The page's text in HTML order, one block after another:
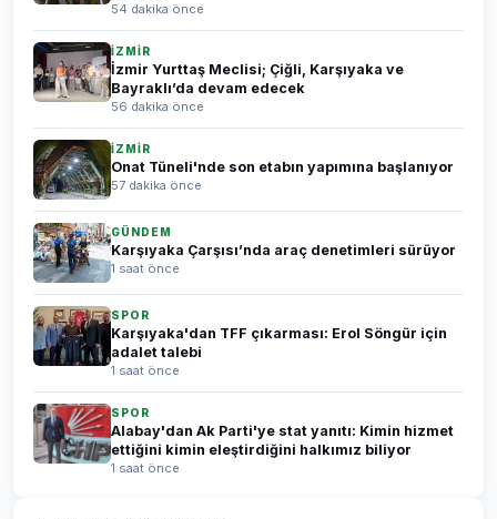
54 dakika önce
İZMİR
İzmir Yurttaş Meclisi; Çiğli, Karşıyaka ve
Bayraklı’da devam edecek
56 dakika önce
İZMİR
Onat Tüneli'nde son etabın yapımına başlanıyor
57 dakika önce
GÜNDEM
Karşıyaka Çarşısı’nda araç denetimleri sürüyor
1 saat önce
SPOR
Karşıyaka'dan TFF çıkarması: Erol Söngür için
adalet talebi
1 saat önce
SPOR
Alabay'dan Ak Parti'ye stat yanıtı: Kimin hizmet
ettiğini kimin eleştirdiğini halkımız biliyor
1 saat önce